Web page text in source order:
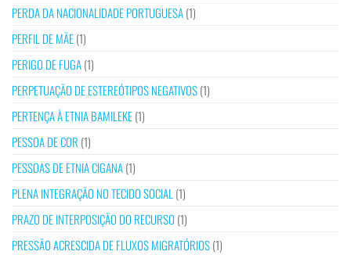
PERDA DA NACIONALIDADE PORTUGUESA(1)
PERFIL DE MÃE(1)
PERIGO DE FUGA(1)
PERPETUAÇÃO DE ESTEREÓTIPOS NEGATIVOS(1)
PERTENÇA À ETNIA BAMILEKE(1)
PESSOA DE COR (1)
PESSOAS DE ETNIA CIGANA(1)
PLENA INTEGRAÇÃO NO TECIDO SOCIAL (1)
PRAZO DE INTERPOSIÇÃO DO RECURSO (1)
PRESSÃO ACRESCIDA DE FLUXOS MIGRATÓRIOS(1)